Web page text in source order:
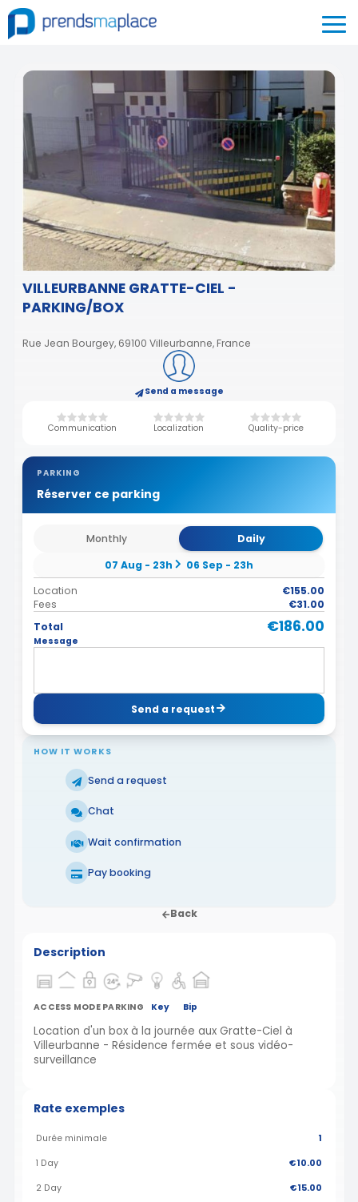
VILLEURBANNE GRATTE-CIEL -
PARKING/BOX
Rue Jean Bourgey, 69100 Villeurbanne, France
Send a message
Communication Localization Quality-price
PARKING
Réserver ce parking
Monthly
Daily
07 Aug - 23h
06 Sep - 23h
Location
€155.00
Fees
€31.00
Total
€186.00
Message
Send a request
HOW IT WORKS
Send a request
Chat
Wait confirmation
Pay booking
Back
Description
ACCESS MODE PARKING Key Bip
Location d'un box à la journée aux Gratte-Ciel à
Villeurbanne - Résidence fermée et sous vidéo-
surveillance
Rate exemples
Durée minimale 1
1 Day €10.00
2 Day €15.00